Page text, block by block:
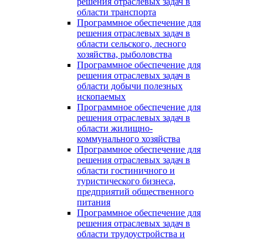
области транспорта
Программное обеспечение для
решения отраслевых задач в
области сельского, лесного
хозяйства, рыболовства
Программное обеспечение для
решения отраслевых задач в
области добычи полезных
ископаемых
Программное обеспечение для
решения отраслевых задач в
области жилищно-
коммунального хозяйства
Программное обеспечение для
решения отраслевых задач в
области гостиничного и
туристического бизнеса,
предприятий общественного
питания
Программное обеспечение для
решения отраслевых задач в
области трудоустройства и